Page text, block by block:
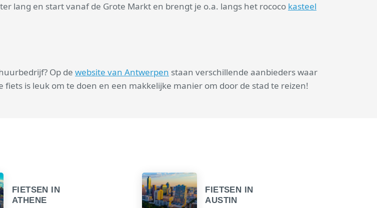
lang en start vanaf de Grote Markt en brengt je o.a. langs het rococo kasteel
Op de website van Antwerpen staan verschillende aanbieders waar
is leuk om te doen en een makkelijke manier om door de stad te reizen!
FIETSEN IN
ATHENE
FIETSEN IN
AUSTIN